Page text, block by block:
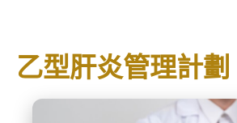
乙型肝炎管理計劃